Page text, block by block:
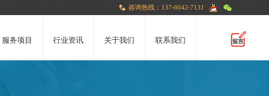
咨询热线：137-6042-7131
服务项目 行业资讯 关于我们 联系我们